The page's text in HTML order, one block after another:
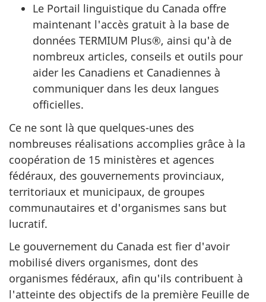
Le Portail linguistique du Canada offre
maintenant l'accès gratuit à la base de
données TERMIUM Plus®, ainsi qu'à de
nombreux articles, conseils et outils pour
aider les Canadiens et Canadiennes à
communiquer dans les deux langues
officielles.
Ce ne sont là que quelques-unes des
nombreuses réalisations accomplies grâce à la
coopération de 15 ministères et agences
fédéraux, des gouvernements provinciaux,
territoriaux et municipaux, de groupes
communautaires et d'organismes sans but
lucratif.
Le gouvernement du Canada est fier d'avoir
mobilisé divers organismes, dont des
organismes fédéraux, afin qu'ils contribuent à
l'atteinte des objectifs de la première Feuille de